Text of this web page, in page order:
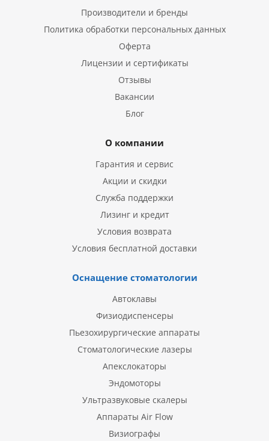
Производители и бренды
Политика обработки персональных данных
Оферта
Лицензии и сертификаты
Отзывы
Вакансии
Блог
О компании
Гарантия и сервис
Акции и скидки
Служба поддержки
Лизинг и кредит
Условия возврата
Условия бесплатной доставки
Оснащение стоматологии
Автоклавы
Физиодиспенсеры
Пьезохирургические аппараты
Стоматологические лазеры
Апекслокаторы
Эндомоторы
Ультразвуковые скалеры
Аппараты Air Flow
Визиографы